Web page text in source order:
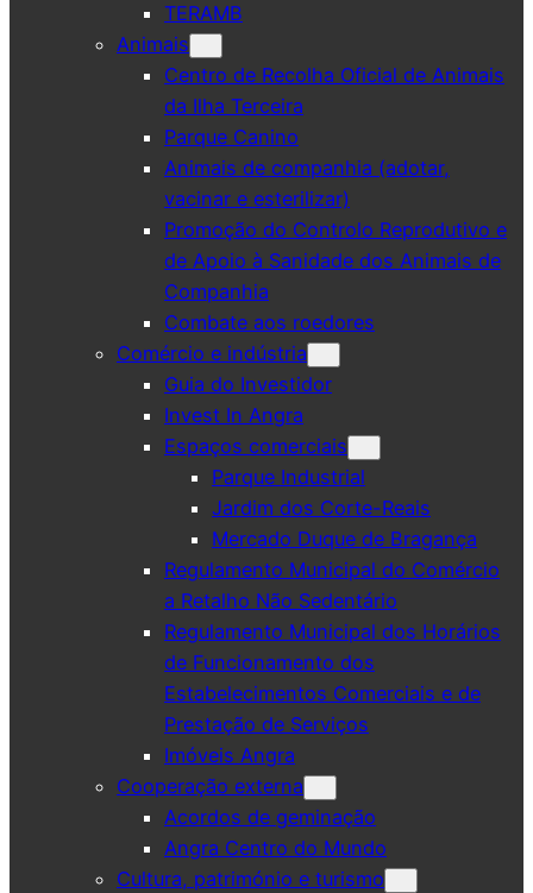
TERAMB
Animais
Centro de Recolha Oficial de Animais
da Ilha Terceira
Parque Canino
Animais de companhia (adotar,
vacinar e esterilizar)
Promoção do Controlo Reprodutivo e
de Apoio à Sanidade dos Animais de
Companhia
Combate aos roedores
Comércio e indústria
Guia do Investidor
Invest In Angra
Espaços comerciais
Parque Industrial
Jardim dos Corte-Reais
Mercado Duque de Bragança
Regulamento Municipal do Comércio
a Retalho Não Sedentário
Regulamento Municipal dos Horários
de Funcionamento dos
Estabelecimentos Comerciais e de
Prestação de Serviços
Imóveis Angra
Cooperação externa
Acordos de geminação
Angra Centro do Mundo
Cultura, património e turismo